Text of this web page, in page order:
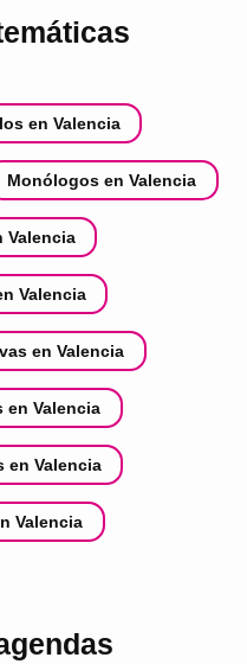
en Valencia
Monólogos en Valencia
Valencia
Valencia
en Valencia
en Valencia
en Valencia
Valencia